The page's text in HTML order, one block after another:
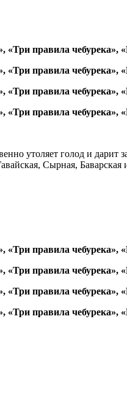
утоляет голод и дарит
Сырная,